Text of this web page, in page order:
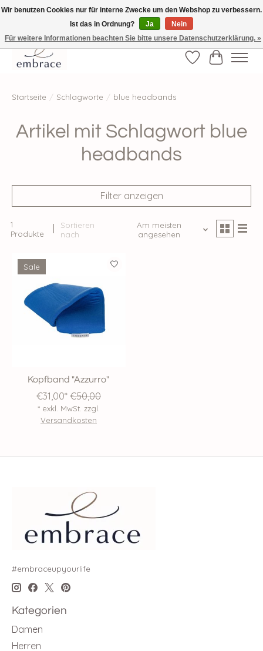
√ Versandkostenfrei ab € 40-, √ Made with Love and Happiness √Exklusiv und
nur hier im Onlineshop √high-quality & long-lasting fashion
Wunschzettel
Ihr
Startseite / Schlagworte / blue headbands
Artikel mit Schlagwort blue
headbands
Filter anzeigen
1
Produkte
Sortieren
nach
Am meisten
angesehen
Sale
Kopfband "Azzurro"
€31,00* €50,00
* exkl. MwSt. zzgl.
Versandkosten
#embraceupyourlife
Kategorien
Damen
Herren
Wir benutzen Cookies nur für interne Zwecke um den Webshop zu verbessern.
Ist das in Ordnung?
Ja
Nein
Für weitere Informationen beachten Sie bitte unsere Datenschutzerklärung. »